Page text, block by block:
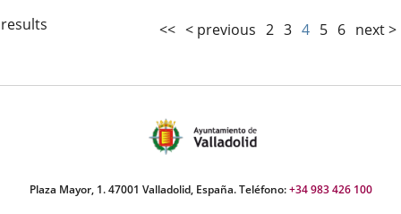
<< < previous 2 3 4 5 6 next >
Plaza Mayor, 1. 47001 Valladolid, España. Teléfono:+34 983 426 100